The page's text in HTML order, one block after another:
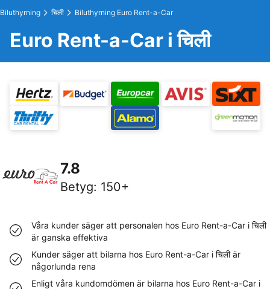
Biluthyrning चिली Biluthyrning Euro Rent-a-Car
Euro Rent-a-Car i चिली
7.8
Betyg: 150+
Våra kunder säger att personalen hos Euro Rent-a-Car i चिली
är ganska effektiva
Kunder säger att bilarna hos Euro Rent-a-Car i चिली är
någorlunda rena
Enligt våra kundomdömen är bilarna hos Euro Rent-a-Car i